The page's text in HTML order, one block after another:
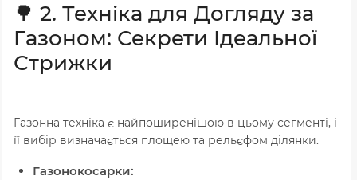
🌳 2. Техніка для Догляду за
Газоном: Секрети Ідеальної
Стрижки
Газонна техніка є найпоширенішою в цьому сегменті, і
її вибір визначається площею та рельєфом ділянки.
Газонокосарки: